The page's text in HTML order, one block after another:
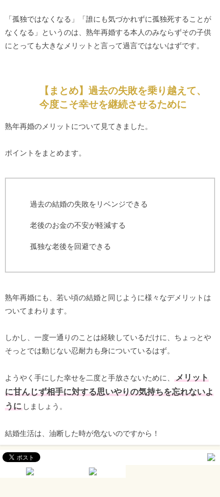
「孤独ではなくなる」「誰にも気づかれずに孤独死することが
なくなる」というのは、熟年再婚する本人のみならずその子供
にとっても大きなメリットと言って過言ではないはずです。
【まとめ】過去の失敗を乗り越えて、
今度こそ幸せを継続させるために
熟年再婚のメリットについて見てきました。
ポイントをまとめます。
過去の結婚の失敗をリベンジできる
老後のお金の不安が軽減する
孤独な老後を回避できる
熟年再婚にも、若い頃の結婚と同じように様々なデメリットは
ついてまわります。
しかし、一度一通りのことは経験しているだけに、ちょっとや
そっとでは動じない忍耐力も身についているはず。
ようやく手にした幸せを二度と手放さないために、
メリット
に甘んじず相手に対する思いやりの気持ちを忘れないよ
うにしましょう。
結婚生活は、油断した時が危ないのですから！